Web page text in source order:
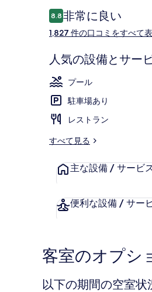
ー
口
コ
ミ
8.810段階中8.8
非常に良い
1,827 件の口コミをすべて
人気の設備とサー
プール
駐車場あり
レストラン
すべて見る
主な設備 / サービ
便利な設備 / サー
客室のオプシ
以下の期間の空室状